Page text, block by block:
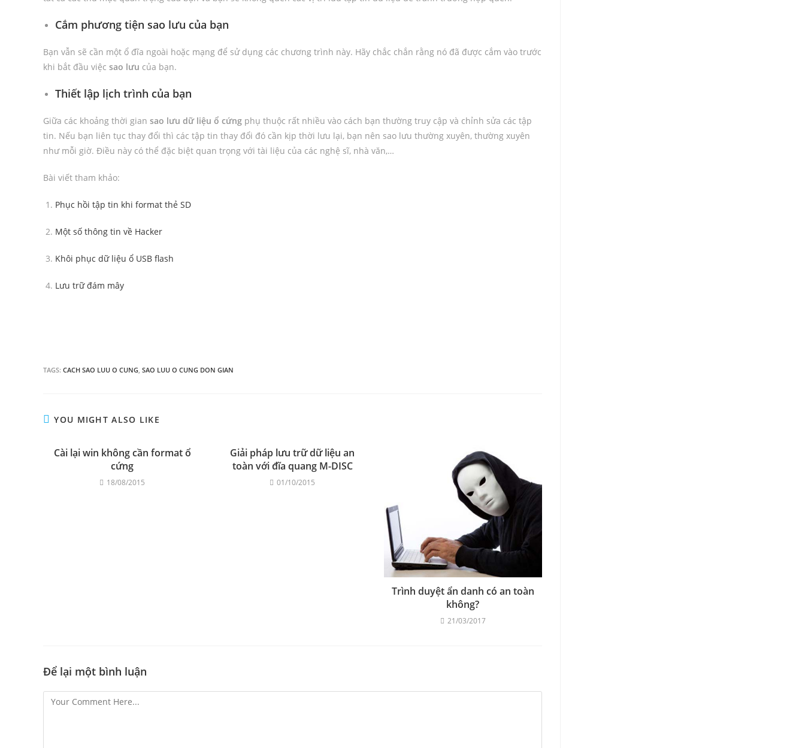
Cắm phương tiện sao lưu của bạn
Bạn vẫn sẽ cần một ổ đĩa ngoài hoặc mạng để sử dụng các chương trình này. Hãy chắc chắn rằng nó đã được cắm vào trước
khi bắt đầu việc sao lưu của bạn.
Thiết lập lịch trình của bạn
Giữa các khoảng thời gian sao lưu dữ liệu ổ cứng phụ thuộc rất nhiều vào cách bạn thường truy cập và chỉnh sửa các tập
tin. Nếu bạn liên tục thay đổi thì các tập tin thay đổi đó cần kịp thời lưu lại, bạn nên sao lưu thường xuyên, thường xuyên
như mỗi giờ. Điều này có thể đặc biệt quan trọng với tài liệu của các nghệ sĩ, nhà văn,…
Bài viết tham khảo:
Phục hồi tập tin khi format thẻ SD
Một số thông tin về Hacker
Khôi phục dữ liệu ổ USB flash
Lưu trữ đám mây
TAGS: CACH SAO LUU O CUNG, SAO LUU O CUNG DON GIAN
YOU MIGHT ALSO LIKE
Cài lại win không cần format ổ
cứng
18/08/2015
Giải pháp lưu trữ dữ liệu an
toàn với đĩa quang M-DISC
01/10/2015
Trình duyệt ẩn danh có an toàn
không?
21/03/2017
Để lại một bình luận
Comment